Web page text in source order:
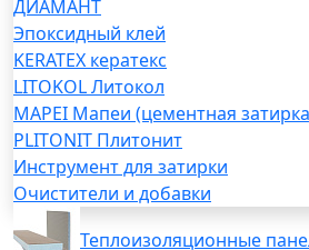
ДИАМАНТ
Эпоксидный клей
KERATEX кератекс
LITOKOL Литокол
MAPEI Мапеи (цементная
PLITONIT Плитонит
Инструмент для затирки
Очистители и добавки
Теплоизоляционные